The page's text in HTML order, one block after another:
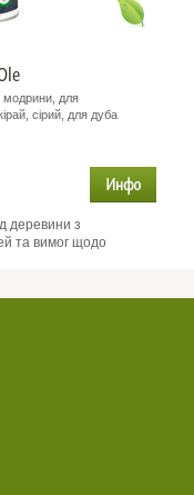
модрини, для
сірий, для дуба
деревини з
та вимог щодо